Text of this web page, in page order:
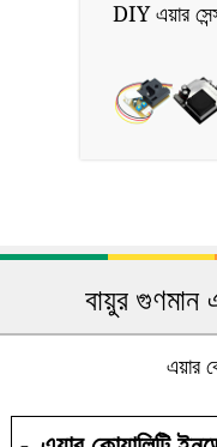
DIY এয়ার
বায়ুর গুণমান
এয়ার